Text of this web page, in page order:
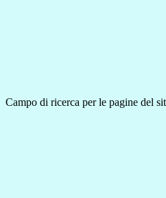
Campo di ricerca per le pagine del